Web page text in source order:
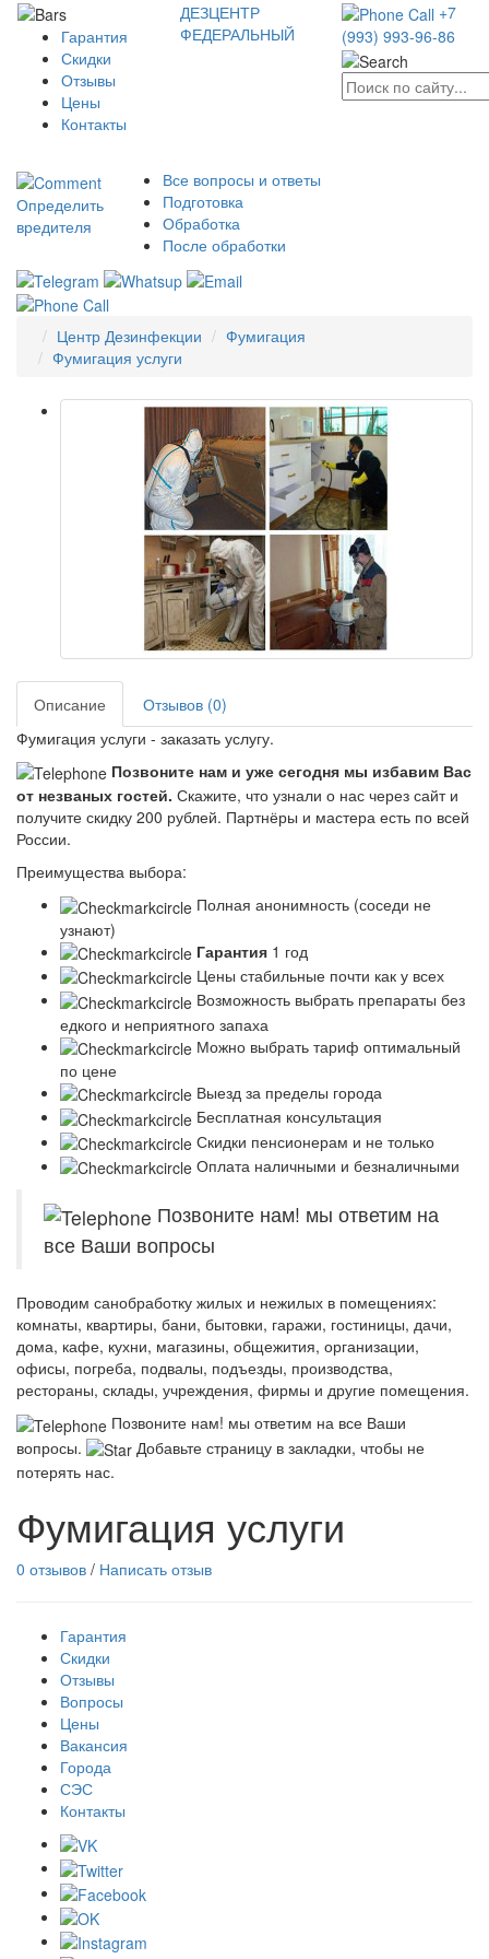
Гарантия
Скидки
Отзывы
Цены
Контакты
ДЕЗЦЕНТР
ФЕДЕРАЛЬНЫЙ
+7
(993) 993-96-86
Определить
вредителя
Все вопросы и ответы
Подготовка
Обработка
После обработки
Центр Дезинфекции
Фумигация
Фумигация услуги
Описание
Отзывов (0)
Фумигация услуги - заказать услугу.
Позвоните нам и уже сегодня мы избавим Вас
от незваных гостей. Скажите, что узнали о нас через сайт и
получите скидку 200 рублей. Партнёры и мастера есть по всей
России.
Преимущества выбора:
Полная анонимность (соседи не
узнают)
Гарантия 1 год
Цены стабильные почти как у всех
Возможность выбрать препараты без
едкого и неприятного запаха
Можно выбрать тариф оптимальный
по цене
Выезд за пределы города
Бесплатная консультация
Скидки пенсионерам и не только
Оплата наличными и безналичными
Позвоните нам! мы ответим на
все Ваши вопросы
Проводим санобработку жилых и нежилых в помещениях:
комнаты, квартиры, бани, бытовки, гаражи, гостиницы, дачи,
дома, кафе, кухни, магазины, общежития, организации,
офисы, погреба, подвалы, подъезды, производства,
рестораны, склады, учреждения, фирмы и другие помещения.
Позвоните нам! мы ответим на все Ваши
вопросы.
Добавьте страницу в закладки, чтобы не
потерять нас.
Фумигация услуги
0 отзывов / Написать отзыв
Гарантия
Скидки
Отзывы
Вопросы
Цены
Вакансия
Города
СЭС
Контакты